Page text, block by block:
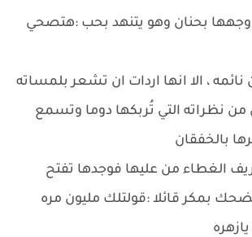
وجهها بحنان وهو يتنهد بحب :هتصحي
نائمه ، الا انها اردات ان تشعر بلمساته
من نظراته التي تُربكها دوما وتسمع
بالخفقان
الغطاء من عليها فوجدها تفتح
بمكر قائلا :قولتلك مليون مره